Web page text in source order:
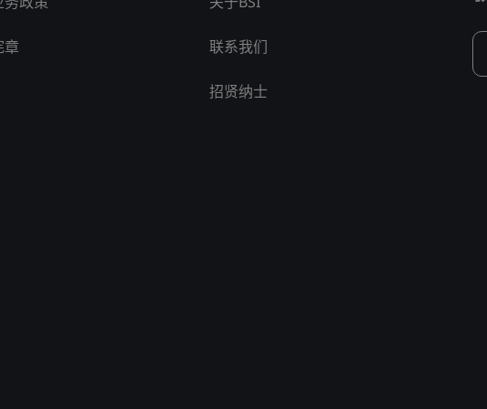
章 联系我们
招贤纳士